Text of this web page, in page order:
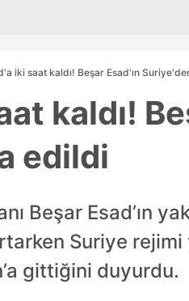
iki saat kaldı! Beşar Esad'ın
kaldı!
edildi
Beşar Esad’ın
Suriye rejimi
gittiğini duyurdu.